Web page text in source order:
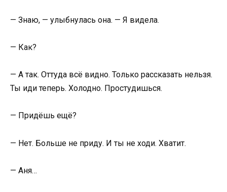
— Знаю, — улыбнулась она. — Я видела.
— Как?
— А так. Оттуда всё видно. Только рассказать нельзя.
Ты иди теперь. Холодно. Простудишься.
— Придёшь ещё?
— Нет. Больше не приду. И ты не ходи. Хватит.
— Аня…